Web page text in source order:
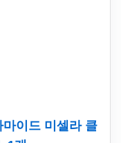
이드 미셀라 클